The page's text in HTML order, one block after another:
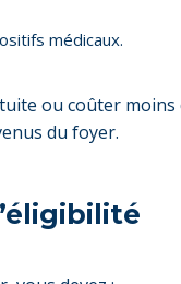
médicaux.
ou coûter moins
du foyer.